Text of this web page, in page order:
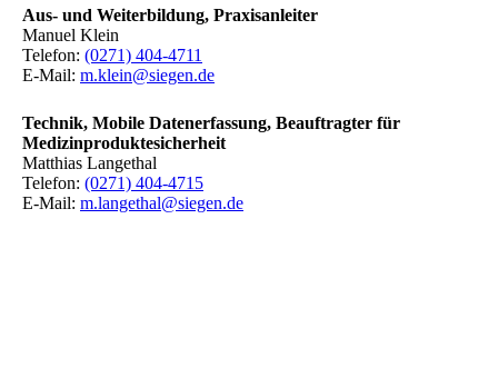
Aus- und Weiterbildung, Praxisanleiter
Manuel Klein
Telefon: (0271) 404-4711
E-Mail: m.klein@siegen.de
Technik, Mobile Datenerfassung, Beauftragter für
Medizinproduktesicherheit
Matthias Langethal
Telefon: (0271) 404-4715
E-Mail: m.langethal@siegen.de